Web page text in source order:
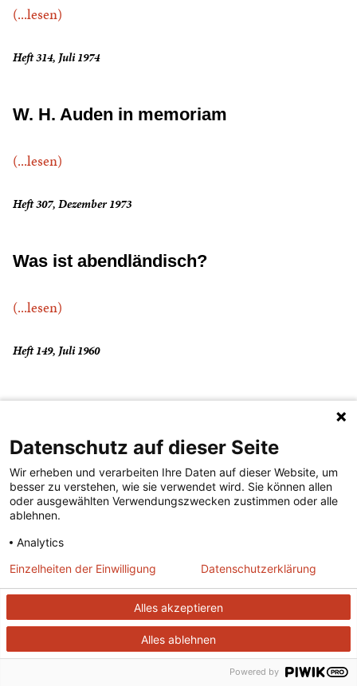
(...lesen)
Heft 314, Juli 1974
W. H. Auden in memoriam
(...lesen)
Heft 307, Dezember 1973
Was ist abendländisch?
(...lesen)
Heft 149, Juli 1960
Windige Stadt
(...lesen)
Heft 368, Januar 1979
Windwache
(...lesen)
Datenschutz auf dieser Seite
Wir erheben und verarbeiten Ihre Daten auf dieser Website, um
besser zu verstehen, wie sie verwendet wird. Sie können allen
oder ausgewählten Verwendungszwecken zustimmen oder alle
ablehnen.
Analytics
Alles akzeptieren
Alles ablehnen
Einzelheiten der Einwilligung Datenschutzerklärung
Powered by